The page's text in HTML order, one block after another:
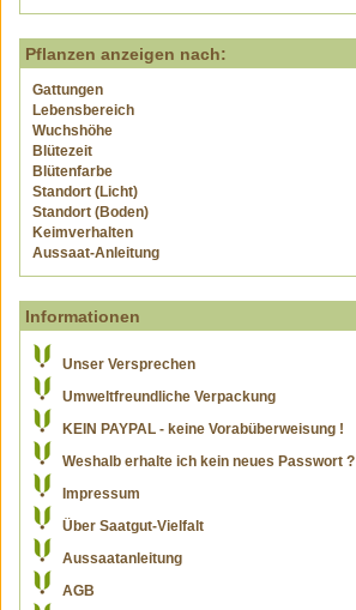
Pflanzen anzeigen nach:
Gattungen
Lebensbereich
Wuchshöhe
Blütezeit
Blütenfarbe
Standort (Licht)
Standort (Boden)
Keimverhalten
Aussaat-Anleitung
Informationen
Unser Versprechen
Umweltfreundliche Verpackung
KEIN PAYPAL - keine Vorabüberweisung !
Weshalb erhalte ich kein neues Passwort ?
Impressum
Über Saatgut-Vielfalt
Aussaatanleitung
AGB